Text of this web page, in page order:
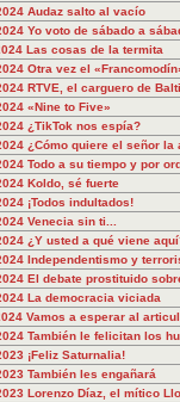
Audaz salto al vacío
Yo voto de sábado a
Las cosas de la termita
Otra vez el
RTVE, el carguero de
«Nine to Five»
¿TikTok nos espía?
¿Cómo quiere el señor la
Todo a su tiempo y por
Koldo, sé fuerte
¡Todos indultados!
Venecia sin ti...
¿Y usted a qué viene
Independentismo y
El debate prostituido
La democracia viciada
Vamos a esperar al
También le felicitan los
¡Feliz Saturnalia!
También les engañará
Lorenzo Díaz, el mítico